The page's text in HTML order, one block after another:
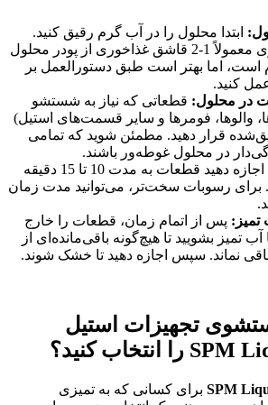
: ابتدا محلول را در آب گرم رقیق کنید.
نسبت رقیق‌سازی معمولاً 1-2 قاشق غذاخوری از پودر محلول
گرم است، اما بهتر است طبق دستورالعمل بر
کنید.
در محلول: قطعاتی که نیاز به شستشو
والوها، فومرها و سایر قسمت‌های استیل)
قرار دهید. مطمئن شوید که تمامی
در محلول غوطه‌ور باشند.
اجازه دهید قطعات به مدت 10 تا 15 دقیقه
برای رسوبات سخت‌تر، می‌توانید مدت زمان
: پس از اتمام زمان، قطعات را خارج
تمیز بشویید تا هیچ‌گونه باقی‌مانده‌ای از
نماند. سپس اجازه دهید تا خشک شوند.
تجهیزات استیل
را انتخاب کنید؟
SPM برای کسانی که به تمیزی